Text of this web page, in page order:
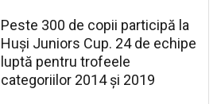
Peste 300 de copii participă la
Huși Juniors Cup. 24 de echipe
luptă pentru trofeele
categoriilor 2014 și 2019